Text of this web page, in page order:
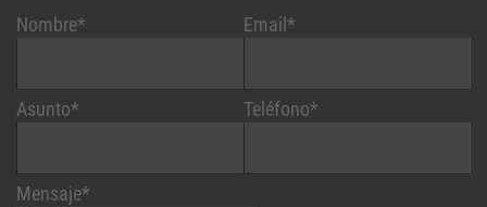
Nombre*
Asunto*
Email*
Teléfono*
Mensaje*